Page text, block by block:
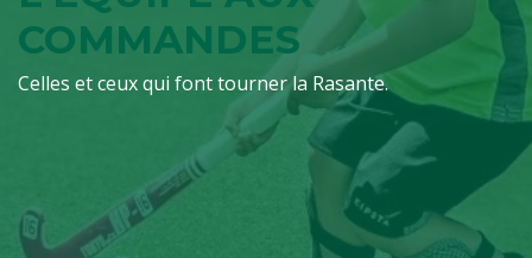
COMMANDES
Celles et ceux qui font tourner la Rasante.